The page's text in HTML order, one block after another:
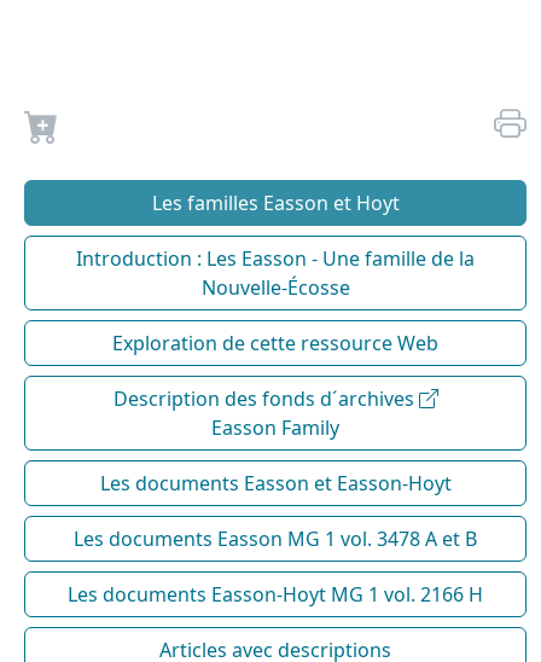
Les familles Easson et Hoyt
Introduction : Les Easson - Une famille de la
Nouvelle-Écosse
Exploration de cette ressource Web
Description des fonds d´archives
Easson Family
Les documents Easson et Easson-Hoyt
Les documents Easson MG 1 vol. 3478 A et B
Les documents Easson-Hoyt MG 1 vol. 2166 H
Articles avec descriptions